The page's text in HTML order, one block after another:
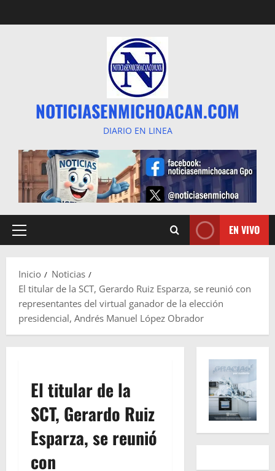
al
NOTICIASENMICHOACAN.COM
DIARIO EN LINEA
Menú
EN VIVO
Inicio
Noticias
El titular de la SCT, Gerardo Ruiz Esparza, se reunió con
representantes del virtual ganador de la elección
presidencial, Andrés Manuel López Obrador
El titular de la
SCT, Gerardo Ruiz
Esparza, se reunió
con